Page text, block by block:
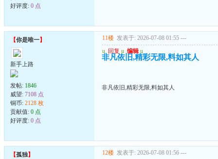
好评度: 0 点
【你是唯一】
新手上路
发帖: 1846
威望: 7108 点
铜币: 2128 枚
贡献值: 0 点
好评度: 0 点
11楼 发表于: 2026-07-08 01:55 ---
u 回复 u 编辑 u
非凡依旧,精彩无限,料如其人
非凡依旧,精彩无限,料如其人
【孤独】 12楼 发表于: 2026-07-08 01:56 ---